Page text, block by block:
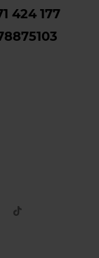
424 177